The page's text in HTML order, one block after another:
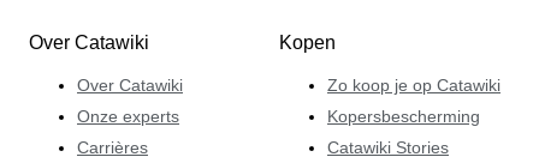
Over Catawiki
Over Catawiki
Onze experts
Carrières
Kopen
Zo koop je op Catawiki
Kopersbescherming
Catawiki Stories